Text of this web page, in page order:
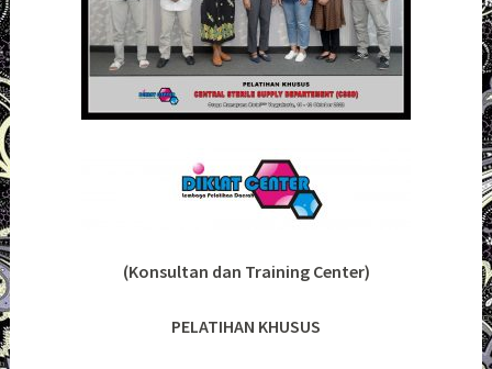
(Konsultan dan Training Center)
PELATIHAN KHUSUS